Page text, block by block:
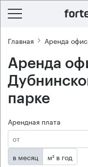
Главная Аренда
Аренда
парке
Арендная плата
в месяц
м² в год